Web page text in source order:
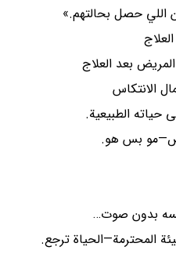
اللي حصل بحالتهم.»
بعد العلاج
الانتكاس
حياته الطبيعية.
بس هو.
بدون صوت…
المحترمة—الحياة ترجع.